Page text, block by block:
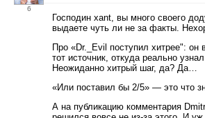
6
Господин xant, вы много своего
выдаете чуть ли не за факты.
Про «Dr._Evil поступил хитрее": он
тот источник, откуда реально
Неожиданно хитрый шаг, да? Да…
«Или поставил бы 2/5» — это что
А на публикацию комментария